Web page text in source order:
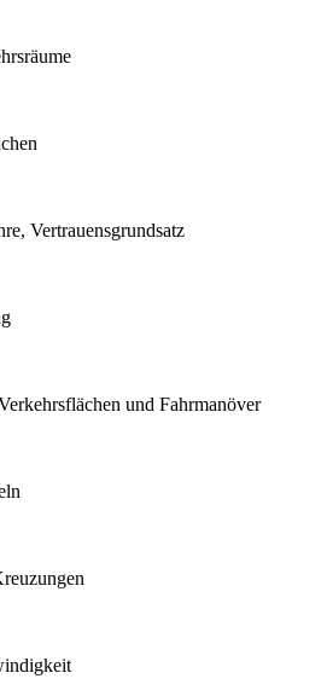
Vertrauensgrundsatz
und Fahrmanöver